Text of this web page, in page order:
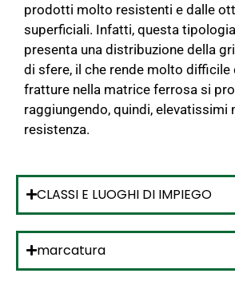
prodotti molto resistenti e dalle
superficiali. Infatti, questa
presenta una distribuzione della
di sfere, il che rende molto difficile
fratture nella matrice ferrosa si
raggiungendo, quindi, elevatissimi
resistenza.
CLASSI E LUOGHI DI IMPIEGO
marcatura